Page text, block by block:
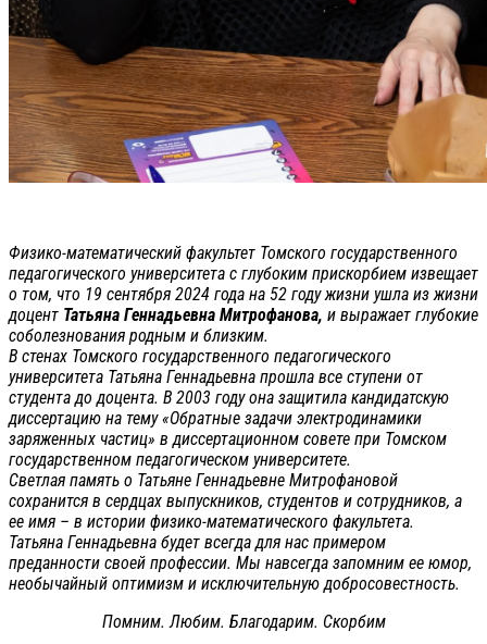
Физико-математический факультет Томского государственного
педагогического университета с глубоким прискорбием извещает
о том, что 19 сентября 2024 года на 52 году жизни ушла из жизни
доцент Татьяна Геннадьевна Митрофанова, и выражает глубокие
соболезнования родным и близким.
В стенах Томского государственного педагогического
университета Татьяна Геннадьевна прошла все ступени от
студента до доцента. В 2003 году она защитила кандидатскую
диссертацию на тему «Обратные задачи электродинамики
заряженных частиц» в диссертационном совете при Томском
государственном педагогическом университете.
Светлая память о Татьяне Геннадьевне Митрофановой
сохранится в сердцах выпускников, студентов и сотрудников, а
ее имя – в истории физико-математического факультета.
Татьяна Геннадьевна будет всегда для нас примером
преданности своей профессии. Мы навсегда запомним ее юмор,
необычайный оптимизм и исключительную добросовестность.
Помним. Любим. Благодарим. Скорбим